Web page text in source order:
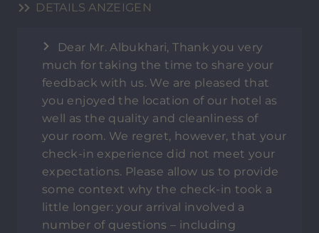
DETAILS ANZEIGEN
Dear Mr. Albukhari, Thank you very
much for taking the time to share your
feedback with us. We are pleased that
you enjoyed the location of our hotel as
well as the quality and cleanliness of
your room. We regret, however, that your
check-in experience did not meet your
expectations. Please allow us to provide
some context why the check-in took a
little longer: your arrival involved a
number of questions – including